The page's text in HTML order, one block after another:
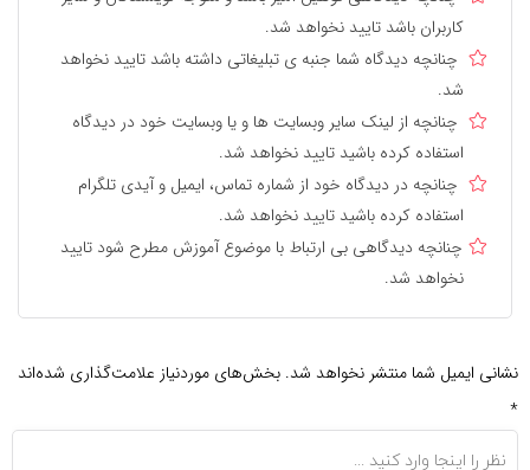
کاربران باشد تایید نخواهد شد.
چنانچه دیدگاه شما جنبه ی تبلیغاتی داشته باشد تایید نخواهد
شد.
چنانچه از لینک سایر وبسایت ها و یا وبسایت خود در دیدگاه
استفاده کرده باشید تایید نخواهد شد.
چنانچه در دیدگاه خود از شماره تماس، ایمیل و آیدی تلگرام
استفاده کرده باشید تایید نخواهد شد.
چنانچه دیدگاهی بی ارتباط با موضوع آموزش مطرح شود تایید
نخواهد شد.
نشانی ایمیل شما منتشر نخواهد شد. بخش‌های موردنیاز علامت‌گذاری شده‌اند
*